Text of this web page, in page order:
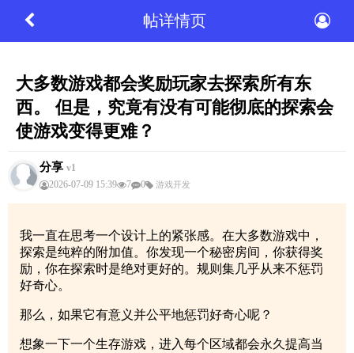
帖详情页
大多数游戏都会奖励玩家去探索所有东
西。 但是，究竟有没有可能彻底的探索会
使游戏变得更难？
分享 v1
2026-07-09 15:39
7 0 游戏开发
我一直在思考一个设计上的紧张感。在大多数游戏中，
探索是纯粹的附加值。你发现一个秘密房间，你获得奖
励，你在探索时是绝对更好的。规则集几乎从来不惩罚
好奇心。
那么，如果它有意义并公平地惩罚好奇心呢？
想象一下一个生存游戏，进入每个区域都会永久提高当